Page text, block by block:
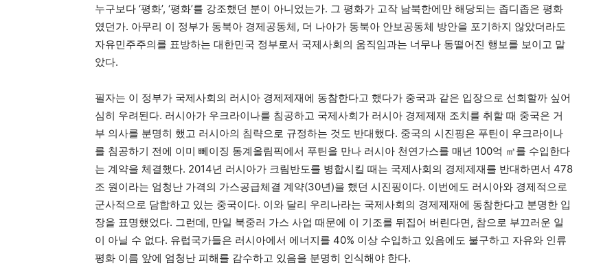
누구보다 ‘평화’, ‘평화’를 강조했던 분이 아니었는가. 그 평화가 고작 남북한에만 해당되는 좁디좁은 평화
였던가. 아무리 이 정부가 동북아 경제공동체, 더 나아가 동북아 안보공동체 방안을 포기하지 않았더라도
자유민주주의를 표방하는 대한민국 정부로서 국제사회의 움직임과는 너무나 동떨어진 행보를 보이고 말
았다.
필자는 이 정부가 국제사회의 러시아 경제제재에 동참한다고 했다가 중국과 같은 입장으로 선회할까 싶어
심히 우려된다. 러시아가 우크라이나를 침공하고 국제사회가 러시아 경제제재 조치를 취할 때 중국은 거
부 의사를 분명히 했고 러시아의 침략으로 규정하는 것도 반대했다. 중국의 시진핑은 푸틴이 우크라이나
를 침공하기 전에 이미 뻬이징 동계올림픽에서 푸틴을 만나 러시아 천연가스를 매년 100억 ㎥를 수입한다
는 계약을 체결했다. 2014년 러시아가 크림반도를 병합시킬 때는 국제사회의 경제제재를 반대하면서 478
조 원이라는 엄청난 가격의 가스공급체결 계약(30년)을 했던 시진핑이다. 이번에도 러시아와 경제적으로
군사적으로 담합하고 있는 중국이다. 이와 달리 우리나라는 국제사회의 경제제재에 동참한다고 분명한 입
장을 표명했었다. 그런데, 만일 북중러 가스 사업 때문에 이 기조를 뒤집어 버린다면, 참으로 부끄러운 일
이 아닐 수 없다. 유럽국가들은 러시아에서 에너지를 40% 이상 수입하고 있음에도 불구하고 자유와 인류
평화 이름 앞에 엄청난 피해를 감수하고 있음을 분명히 인식해야 한다.